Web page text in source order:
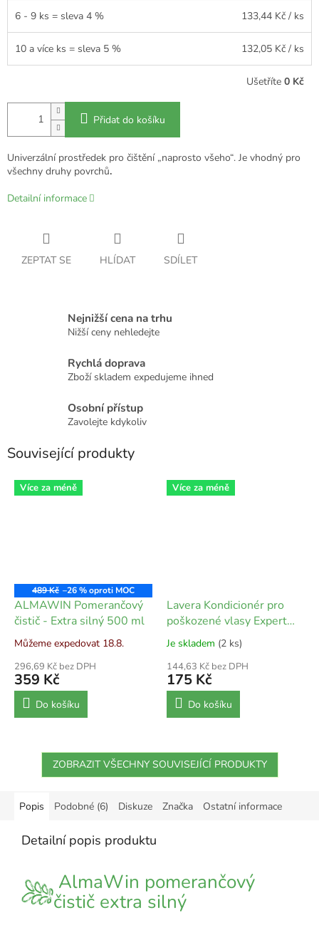
6 - 9 ks = sleva 4 % 133,44 Kč / ks
10 a více ks = sleva 5 % 132,05 Kč / ks
Ušetříte 0 Kč
Přidat do košíku
Univerzální prostředek pro čištění „naprosto všeho“. Je vhodný pro
všechny druhy povrchů.
Detailní informace
ZEPTAT SE HLÍDAT SDÍLET
Nejnižší cena na trhu
Nižší ceny nehledejte
Rychlá doprava
Zboží skladem expedujeme ihned
Osobní přístup
Zavolejte kdykoliv
Související produkty
Více za méně
489 Kč –26 %
ALMAWIN Pomerančový
čistič - Extra silný 500 ml
Můžeme expedovat 18.8.
296,69 Kč bez DPH
359 Kč
Do košíku
Více za méně
Lavera Kondicionér pro
poškozené vlasy Expert
repair & Deep Care - 200
Je skladem (2 ks)
144,63 Kč bez DPH
175 Kč
Do košíku
ZOBRAZIT VŠECHNY SOUVISEJÍCÍ PRODUKTY
Popis Podobné (6) Diskuze Značka Ostatní informace
Detailní popis produktu
AlmaWin pomerančový
čistič extra silný